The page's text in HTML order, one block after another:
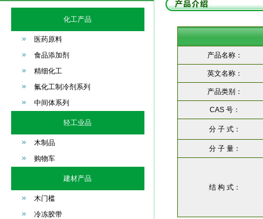
化工产品
医药原料
食品添加剂
精细化工
氟化工制冷剂系列
中间体系列
轻工业品
木制品
购物车
建材产品
木门槛
冷冻胶带
产品名称：
英文名称：
产品类别：
CAS 号：
分 子 式：
分 子 量：
结 构 式：